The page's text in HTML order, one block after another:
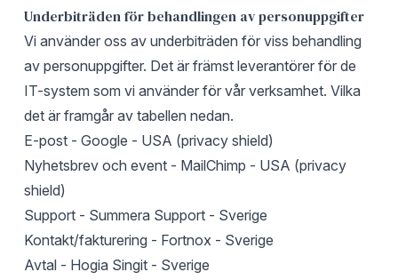
Underbiträden för behandlingen av personuppgifter
Vi använder oss av underbiträden för viss behandling
av personuppgifter. Det är främst leverantörer för de
IT-system som vi använder för vår verksamhet. Vilka
det är framgår av tabellen nedan.
E-post - Google - USA (privacy shield)
Nyhetsbrev och event - MailChimp - USA (privacy
shield)
Support - Summera Support - Sverige
Kontakt/fakturering - Fortnox - Sverige
Avtal - Hogia Singit - Sverige